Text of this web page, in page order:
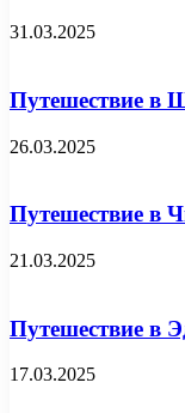
31.03.2025
Путешествие в
26.03.2025
Путешествие в
21.03.2025
Путешествие в
17.03.2025